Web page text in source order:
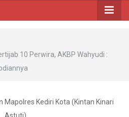
10 Perwira, AKBP Wahyudi :
Mapolres Kediri Kota (Kintan Kinari